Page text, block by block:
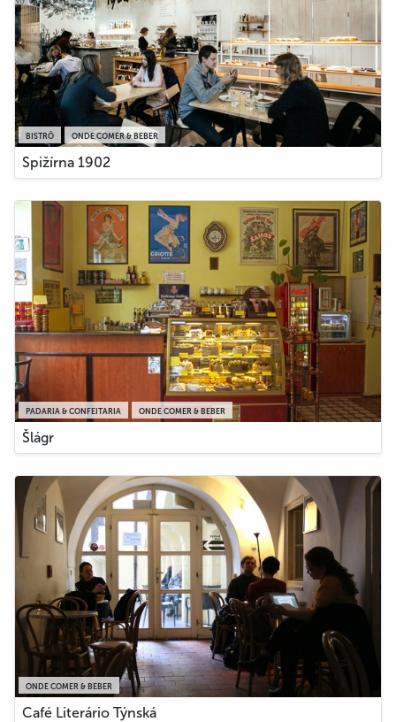
BISTRÔ ONDE COMER & BEBER
Spižírna 1902
PADARIA & CONFEITARIA ONDE COMER & BEBER
Šlágr
ONDE COMER & BEBER
Café Literário Týnská